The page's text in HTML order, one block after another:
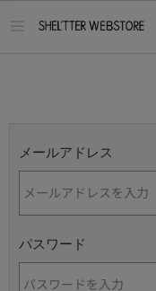
メールアドレス
パスワード